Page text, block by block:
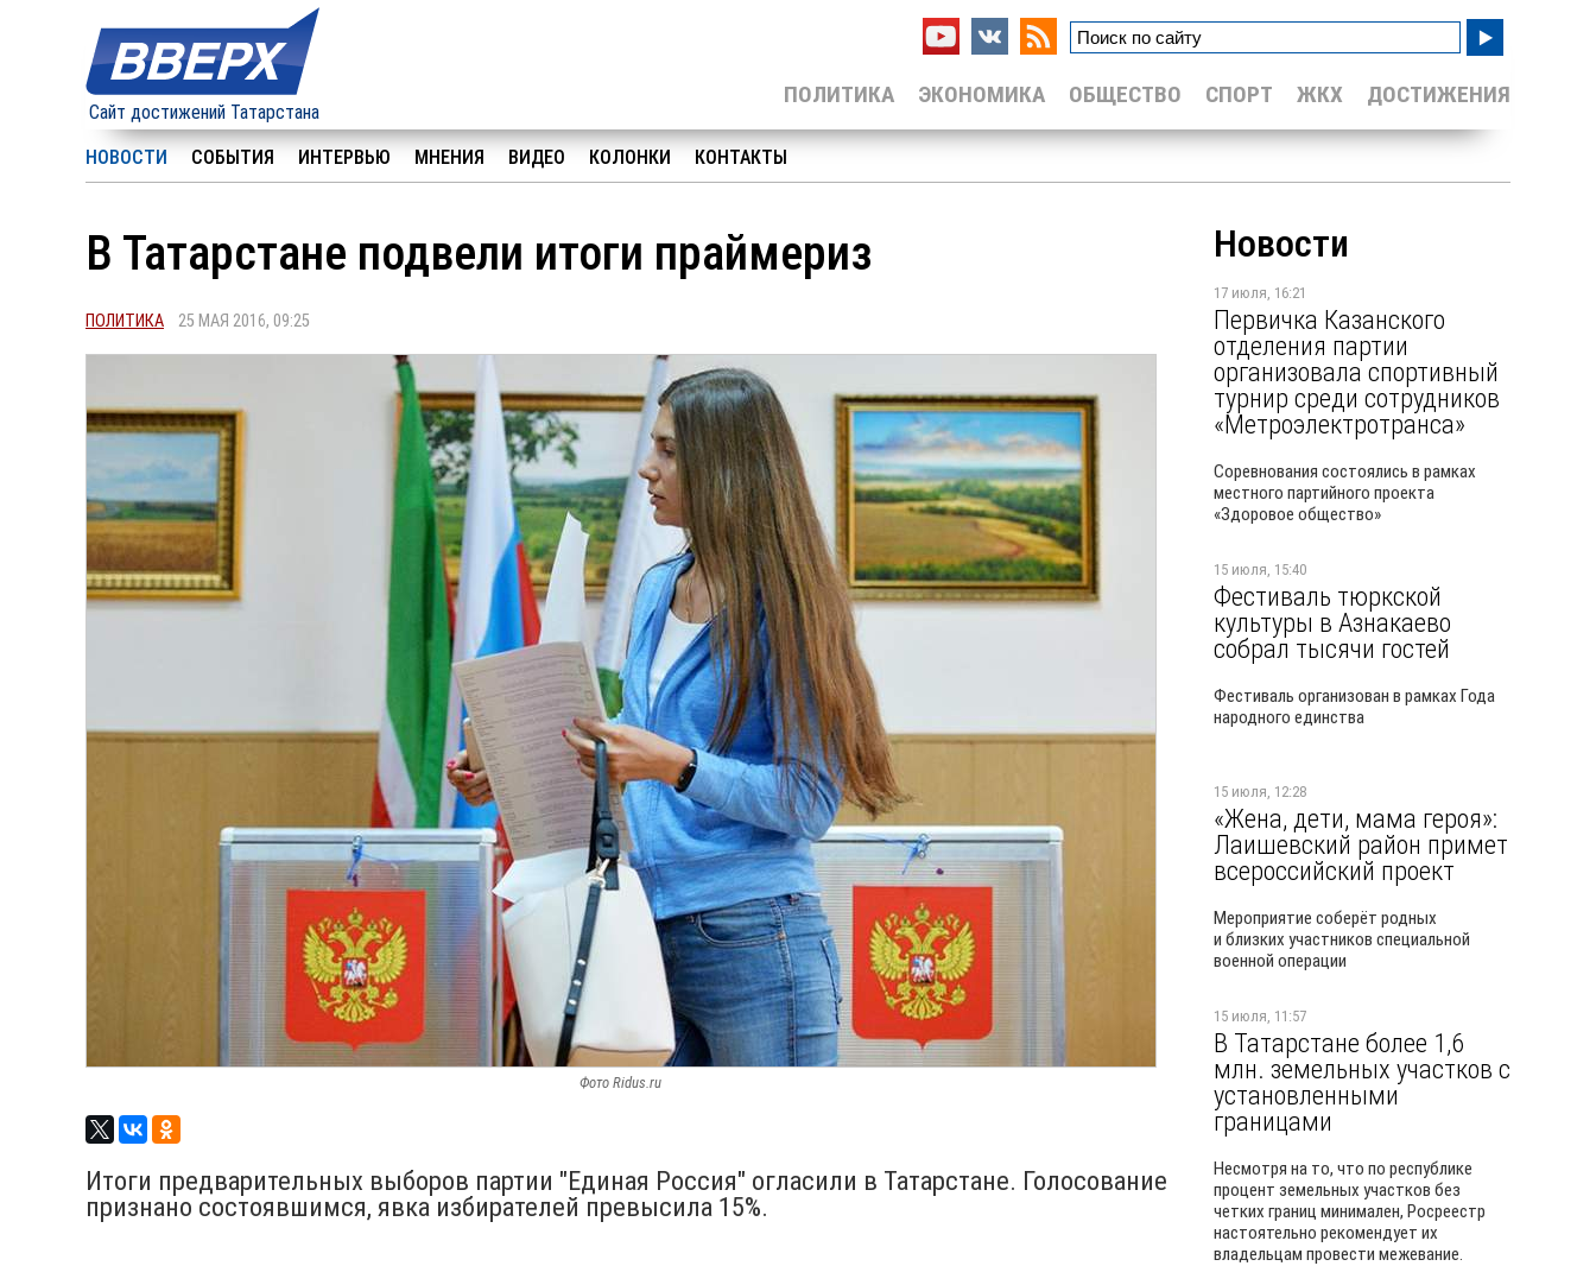
Сайт достижений Татарстана
ДОСТИЖЕНИЯ
ЖКХ
СПОРТ
ОБЩЕСТВО
ЭКОНОМИКА
ПОЛИТИКА
НОВОСТИ СОБЫТИЯ ИНТЕРВЬЮ МНЕНИЯ ВИДЕО КОЛОНКИ КОНТАКТЫ
В Татарстане подвели итоги праймериз
ПОЛИТИКА 25 МАЯ 2016, 09:25
Фото Ridus.ru
Итоги предварительных выборов партии "Единая Россия" огласили в Татарстане. Голосование
признано состоявшимся, явка избирателей превысила 15%.
Новости
17 июля, 16:21
Первичка Казанского
отделения партии
организовала спортивный
турнир среди сотрудников
«Метроэлектротранса»
Соревнования состоялись в рамках
местного партийного проекта
«Здоровое общество»
15 июля, 15:40
Фестиваль тюркской
культуры в Азнакаево
собрал тысячи гостей
Фестиваль организован в рамках Года
народного единства
15 июля, 12:28
«Жена, дети, мама героя»:
Лаишевский район примет
всероссийский проект
Мероприятие соберёт родных
и близких участников специальной
военной операции
15 июля, 11:57
В Татарстане более 1,6
млн. земельных участков с
установленными
границами
Несмотря на то, что по республике
процент земельных участков без
четких границ минимален, Росреестр
настоятельно рекомендует их
владельцам провести межевание.